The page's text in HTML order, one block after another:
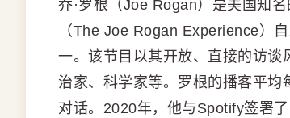
乔·罗根（Joe Rogan）是美国知
（The Joe Rogan Experience）
一。该节目以其开放、直接的访
治家、科学家等。罗根的播客平
对话。2020年，他与Spotify签署